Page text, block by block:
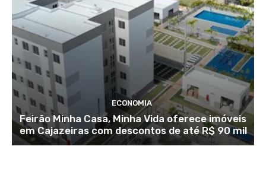
ECONOMIA
Feirão Minha Casa, Minha Vida oferece imóveis
em Cajazeiras com descontos de até R$ 90 mil